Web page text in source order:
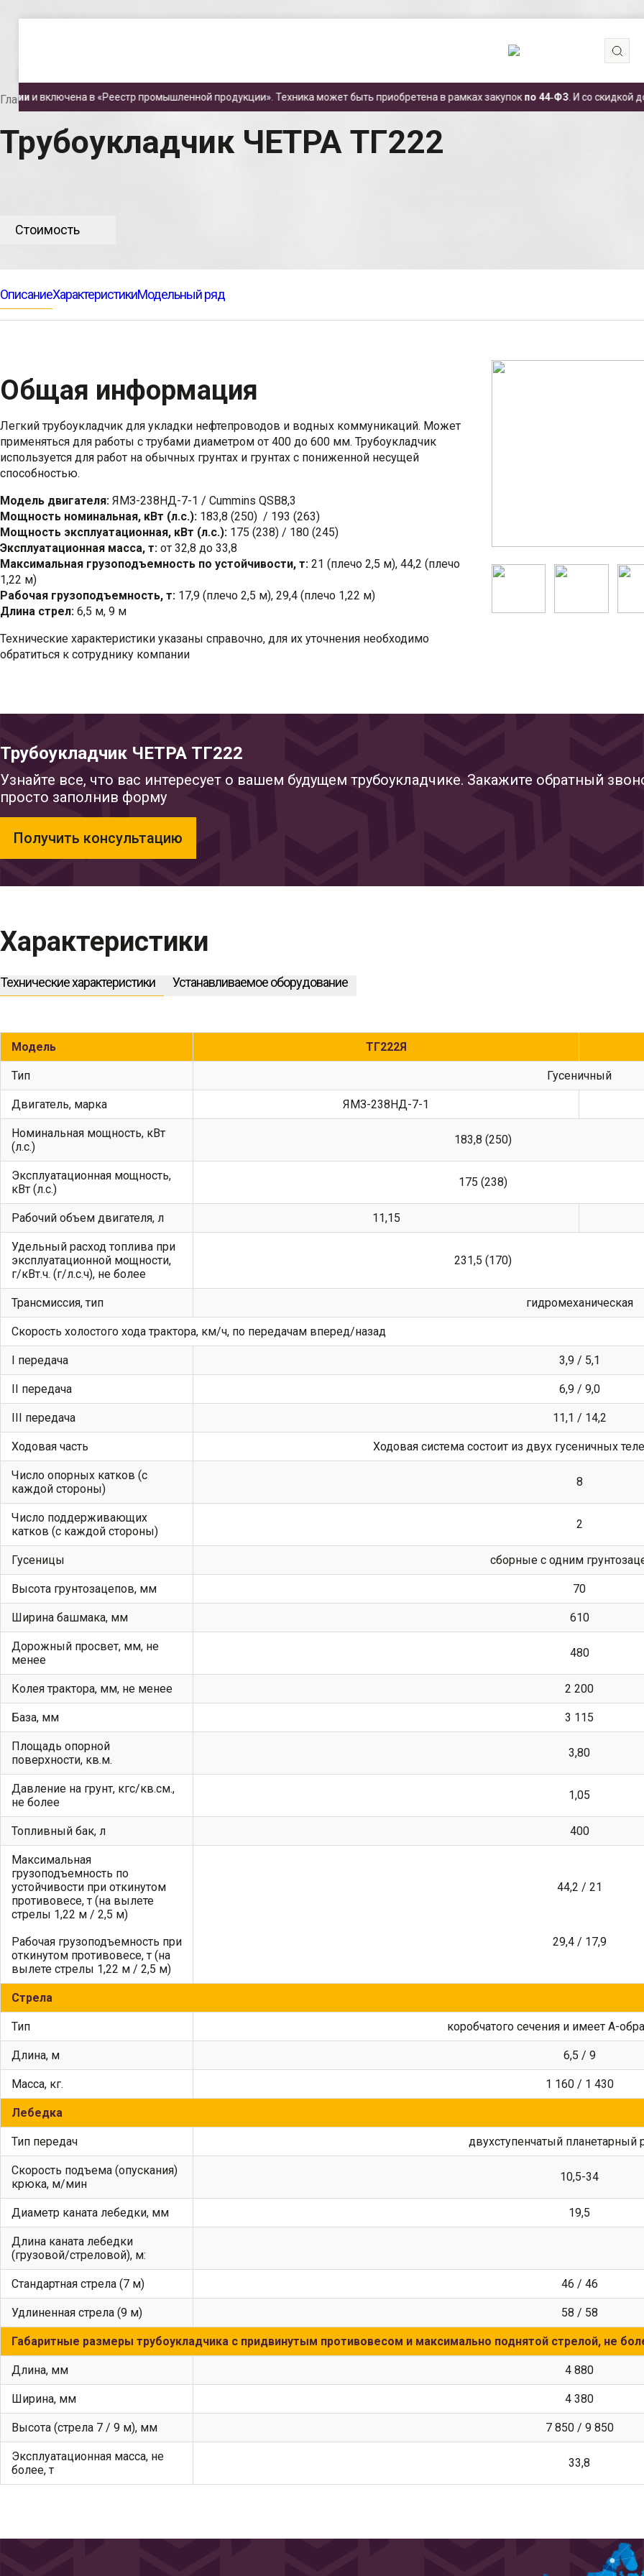
в «Реестр промышленной продукции». Техника может быть приобретена в рамках закупокпо 44‑ФЗ. И со скидкой до 35%
Главная . Каталог техники . Трубоукладчики . Трубоукладчик ЧЕТРА ТГ222
Трубоукладчик ЧЕТРА ТГ222
Стоимость
ОписаниеХарактеристикиМодельный ряд
Общая информация
Легкий трубоукладчик для укладки нефтепроводов и водных коммуникаций. Может
применяться для работы с трубами диаметром от 400 до 600 мм. Трубоукладчик
используется для работ на обычных грунтах и грунтах с пониженной несущей
способностью.
Модель двигателя: ЯМЗ-238НД-7-1 / Cummins QSB8,3
Мощность номинальная, кВт (л.с.): 183,8 (250) / 193 (263)
Мощность эксплуатационная, кВт (л.с.): 175 (238) / 180 (245)
Эксплуатационная масса, т: от 32,8 до 33,8
Максимальная грузоподъемность по устойчивости, т: 21 (плечо 2,5 м), 44,2 (плечо
1,22 м)
Рабочая грузоподъемность, т: 17,9 (плечо 2,5 м), 29,4 (плечо 1,22 м)
Длина стрел: 6,5 м, 9 м
Технические характеристики указаны справочно, для их уточнения необходимо
обратиться к сотруднику компании
Трубоукладчик ЧЕТРА ТГ222
Узнайте все, что вас интересует о вашем будущем трубоукладчике. Закажите обратный
просто заполнив форму
Получить консультацию
Характеристики
Технические характеристики Устанавливаемое оборудование
Модель ТГ222Я
Тип Гусеничный
Двигатель, марка ЯМЗ-238НД-7-1
Номинальная мощность, кВт
(л.с.)
183,8 (250)
Эксплуатационная мощность,
кВт (л.с.)
175 (238)
Рабочий объем двигателя, л 11,15
Удельный расход топлива при
эксплуатационной мощности,
г/кВт.ч. (г/л.с.ч), не более
231,5 (170)
Трансмиссия, тип гидромеханическая
Скорость холостого хода трактора, км/ч, по передачам вперед/назад
I передача 3,9 / 5,1
II передача 6,9 / 9,0
III передача 11,1 / 14,2
Ходовая часть Ходовая система состоит из двух гусеничных
Число опорных катков (с
каждой стороны)
8
Число поддерживающих
катков (с каждой стороны)
2
Гусеницы сборные с одним
Высота грунтозацепов, мм 70
Ширина башмака, мм 610
Дорожный просвет, мм, не
менее
480
Колея трактора, мм, не менее 2 200
База, мм 3 115
Площадь опорной
поверхности, кв.м.
3,80
Давление на грунт, кгс/кв.см.,
не более
1,05
Топливный бак, л 400
Максимальная
грузоподъемность по
устойчивости при откинутом
противовесе, т (на вылете
стрелы 1,22 м / 2,5 м)
Рабочая грузоподъемность при
откинутом противовесе, т (на
вылете стрелы 1,22 м / 2,5 м)
44,2 / 21
29,4 / 17,9
Стрела
Тип коробчатого сечения и имеет А-
Длина, м 6,5 / 9
Масса, кг. 1 160 / 1 430
Лебедка
Тип передач двухступенчатый планетарный
Скорость подъема (опускания)
крюка, м/мин
10,5-34
Диаметр каната лебедки, мм 19,5
Длина каната лебедки
(грузовой/стреловой), м:
стандартная стрела (7 м) 46 / 46
удлиненная стрела (9 м) 58 / 58
Габаритные размеры трубоукладчика с придвинутым противовесом и максимально поднятой стрелой, не
длина, мм 4 880
ширина, мм 4 380
высота (стрела 7 / 9 м), мм 7 850 / 9 850
Эксплуатационная масса, не
более, т
33,8